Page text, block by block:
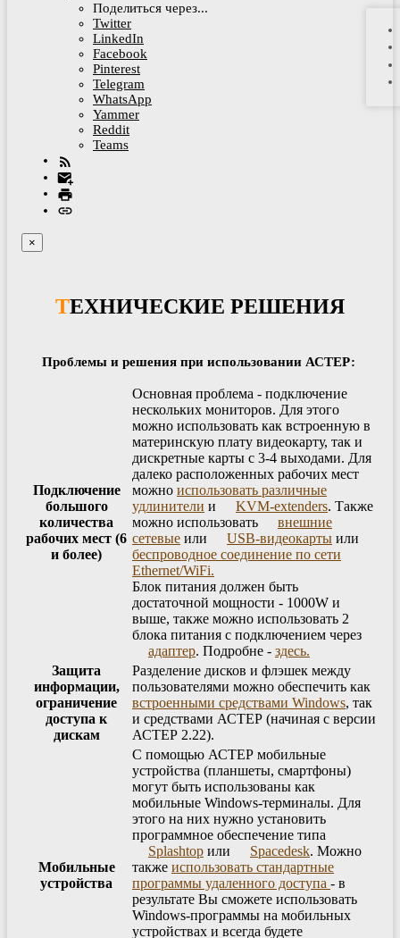
Поделиться через...
Twitter
LinkedIn
Facebook
Pinterest
Telegram
WhatsApp
Yammer
Reddit
Teams
×
ТЕХНИЧЕСКИЕ РЕШЕНИЯ
Проблемы и решения при использовании АСТЕР:
Подключение
большого
количества
рабочих мест (6
и более)
Основная проблема - подключение
нескольких мониторов. Для этого
можно использовать как встроенную в
материнскую плату видеокарту, так и
дискретные карты с 3-4 выходами. Для
далеко расположенных рабочих мест
можно использовать различные
удлинители и KVM-extenders. Также
можно использовать
внешние
сетевые или USB-видеокарты или
беспроводное соединение по сети
Ethernet/WiFi.
Блок питания должен быть
достаточной мощности - 1000W и
выше, также можно использовать 2
блока питания с подключением через
адаптер. Подробне - здесь.
Защита
информации,
ограничение
доступа к
дискам
Разделение дисков и флэшек между
пользователями можно обеспечить как
встроенными средствами Windows, так
и средствами АСТЕР (начиная с версии
АСТЕР 2.22).
Мобильные
устройства
С помощью АСТЕР мобильные
устройства (планшеты, смартфоны)
могут быть использованы как
мобильные Windows-терминалы. Для
этого на них нужно установить
программное обеспечение типа
Splashtop или Spacedesk. Можно
также использовать стандартные
программы удаленного доступа - в
результате Вы сможете использовать
Windows-программы на мобильных
устройствах и всегда будете